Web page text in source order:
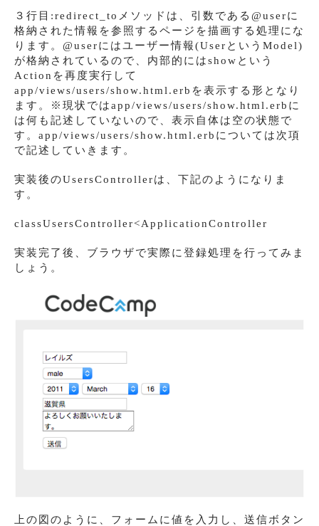
３行目:redirect_toメソッドは、引数である@userに
格納された情報を参照するページを描画する処理にな
ります。@userにはユーザー情報(UserというModel)
が格納されているので、内部的にはshowという
Actionを再度実行して
app/views/users/show.html.erbを表示する形となり
ます。※現状ではapp/views/users/show.html.erbに
は何も記述していないので、表示自体は空の状態で
す。app/views/users/show.html.erbについては次項
で記述していきます。
実装後のUsersControllerは、下記のようになりま
す。
classUsersController<ApplicationController
実装完了後、ブラウザで実際に登録処理を行ってみま
しょう。
上の図のように、フォームに値を入力し、送信ボタン